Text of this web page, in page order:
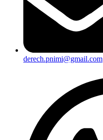
derech.pnimi@gmail.com